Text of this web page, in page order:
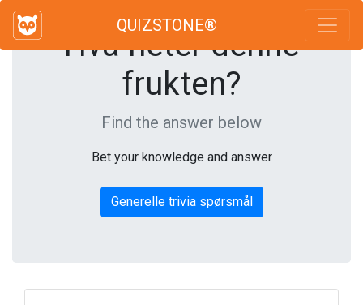
QUIZSTONE®
Hva heter denne
frukten?
Find the answer below
Bet your knowledge and answer
Generelle trivia spørsmål